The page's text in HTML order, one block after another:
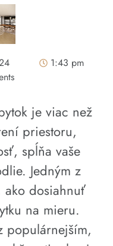
1:43 pm
je viac než
priestoru,
spĺňa vaše
Jedným z
ako dosiahnuť
na mieru.
populárnejším,